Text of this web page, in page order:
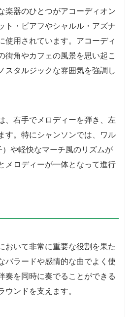
楽器のひとつがアコーディオン
ト・ピアフやシャルル・アズナ
使用されています。アコーディ
街角やカフェの風景を思い起こ
スタルジックな雰囲気を強調し
、右手でメロディーを弾き、左
す。特にシャンソンでは、ワル
や軽快なマーチ風のリズムが
メロディーが一体となって進行
おいて非常に重要な役割を果た
バラードや感情的な曲でよく使
奏を同時に奏でることができる
ンドを支えます。